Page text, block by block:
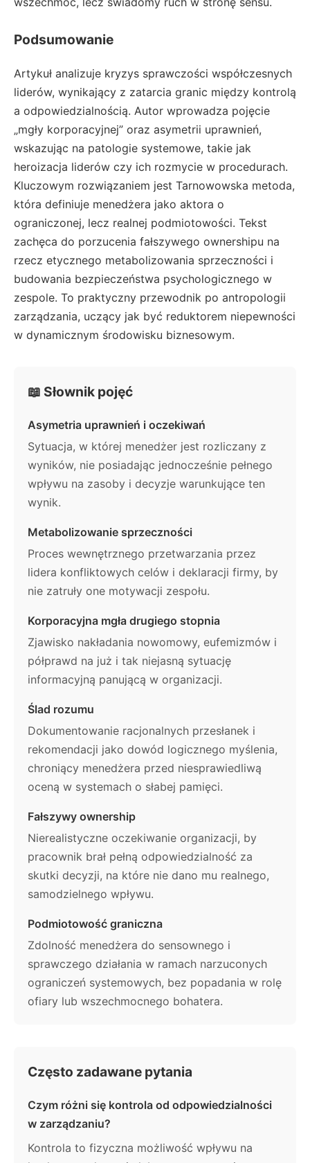
Podsumowanie
Artykuł analizuje kryzys sprawczości współczesnych
liderów, wynikający z zatarcia granic między kontrolą
a odpowiedzialnością. Autor wprowadza pojęcie
„mgły korporacyjnej” oraz asymetrii uprawnień,
wskazując na patologie systemowe, takie jak
heroizacja liderów czy ich rozmycie w procedurach.
Kluczowym rozwiązaniem jest Tarnowowska metoda,
która definiuje menedżera jako aktora o
ograniczonej, lecz realnej podmiotowości. Tekst
zachęca do porzucenia fałszywego ownershipu na
rzecz etycznego metabolizowania sprzeczności i
budowania bezpieczeństwa psychologicznego w
zespole. To praktyczny przewodnik po antropologii
zarządzania, uczący jak być reduktorem niepewności
w dynamicznym środowisku biznesowym.
📖 Słownik pojęć
Asymetria uprawnień i oczekiwań
Sytuacja, w której menedżer jest rozliczany z
wyników, nie posiadając jednocześnie pełnego
wpływu na zasoby i decyzje warunkujące ten
wynik.
Metabolizowanie sprzeczności
Proces wewnętrznego przetwarzania przez
lidera konfliktowych celów i deklaracji firmy, by
nie zatruły one motywacji zespołu.
Korporacyjna mgła drugiego stopnia
Zjawisko nakładania nowomowy, eufemizmów i
półprawd na już i tak niejasną sytuację
informacyjną panującą w organizacji.
Ślad rozumu
Dokumentowanie racjonalnych przesłanek i
rekomendacji jako dowód logicznego myślenia,
chroniący menedżera przed niesprawiedliwą
oceną w systemach o słabej pamięci.
Fałszywy ownership
Nierealistyczne oczekiwanie organizacji, by
pracownik brał pełną odpowiedzialność za
skutki decyzji, na które nie dano mu realnego,
samodzielnego wpływu.
Podmiotowość graniczna
Zdolność menedżera do sensownego i
sprawczego działania w ramach narzuconych
ograniczeń systemowych, bez popadania w rolę
ofiary lub wszechmocnego bohatera.
Często zadawane pytania
Czym różni się kontrola od odpowiedzialności
w zarządzaniu?
Kontrola to fizyczna możliwość wpływu na